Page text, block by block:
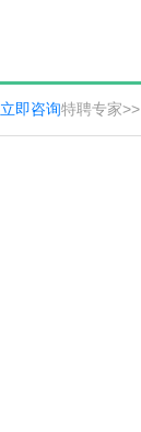
立即咨询特聘专家>>